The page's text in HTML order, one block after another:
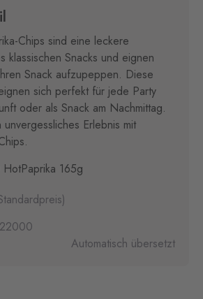
Chips sind eine leckere
klassischen Snacks und eignen
Snack aufzupeppen. Diese
sich perfekt für jede Party
oder als Snack am Nachmittag.
Erlebnis mit
165g
Automatisch übersetzt